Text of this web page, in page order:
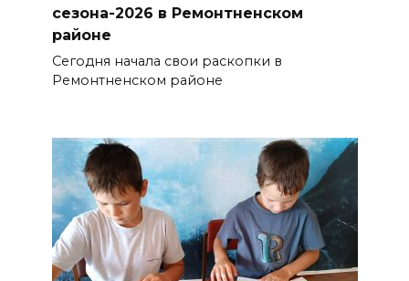
сезона-2026 в Ремонтненском
районе
Сегодня начала свои раскопки в
Ремонтненском районе